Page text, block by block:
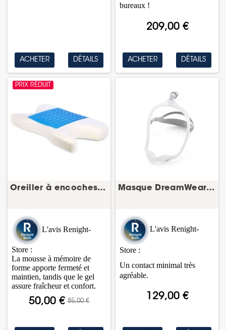
ACHETER DÉTAILS
209,00 €
bureaux !
ACHETER DÉTAILS
PRIX RÉDUIT
Oreiller à encoches gel – spécial PPC/CPAP
50,00 € 85,00 €
L'avis Renight-
Store :
La mousse à mémoire de
forme apporte fermeté et
maintien, tandis que le gel
assure fraîcheur et confort.
Masque DreamWear Nasal FitPack – masque PPC...
129,00 €
L'avis Renight-
Store :
Un contact minimal très
agréable.